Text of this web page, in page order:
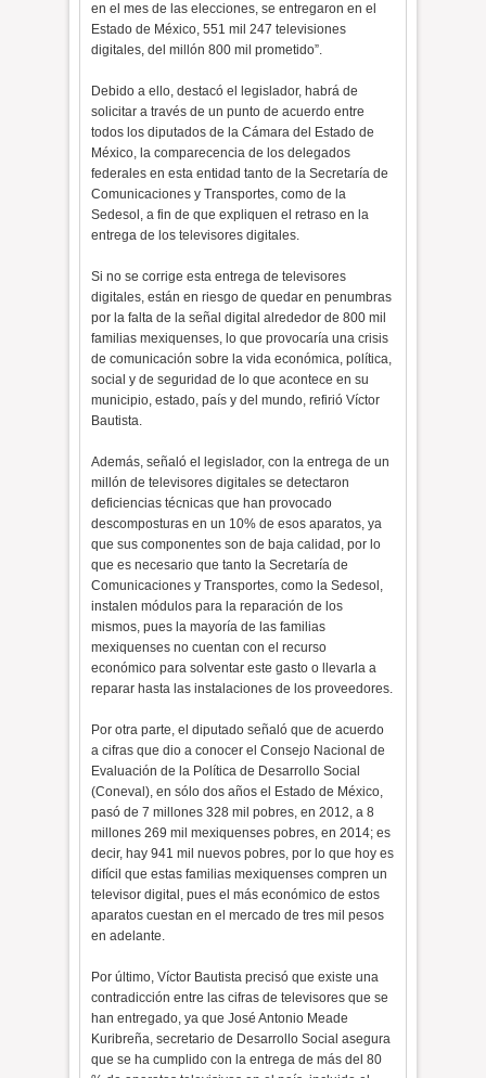
en el mes de las elecciones, se entregaron en el
Estado de México, 551 mil 247 televisiones
digitales, del millón 800 mil prometido”.
Debido a ello, destacó el legislador, habrá de
solicitar a través de un punto de acuerdo entre
todos los diputados de la Cámara del Estado de
México, la comparecencia de los delegados
federales en esta entidad tanto de la Secretaría de
Comunicaciones y Transportes, como de la
Sedesol, a fin de que expliquen el retraso en la
entrega de los televisores digitales.
Si no se corrige esta entrega de televisores
digitales, están en riesgo de quedar en penumbras
por la falta de la señal digital alrededor de 800 mil
familias mexiquenses, lo que provocaría una crisis
de comunicación sobre la vida económica, política,
social y de seguridad de lo que acontece en su
municipio, estado, país y del mundo, refirió Víctor
Bautista.
Además, señaló el legislador, con la entrega de un
millón de televisores digitales se detectaron
deficiencias técnicas que han provocado
descomposturas en un 10% de esos aparatos, ya
que sus componentes son de baja calidad, por lo
que es necesario que tanto la Secretaría de
Comunicaciones y Transportes, como la Sedesol,
instalen módulos para la reparación de los
mismos, pues la mayoría de las familias
mexiquenses no cuentan con el recurso
económico para solventar este gasto o llevarla a
reparar hasta las instalaciones de los proveedores.
Por otra parte, el diputado señaló que de acuerdo
a cifras que dio a conocer el Consejo Nacional de
Evaluación de la Política de Desarrollo Social
(Coneval), en sólo dos años el Estado de México,
pasó de 7 millones 328 mil pobres, en 2012, a 8
millones 269 mil mexiquenses pobres, en 2014; es
decir, hay 941 mil nuevos pobres, por lo que hoy es
difícil que estas familias mexiquenses compren un
televisor digital, pues el más económico de estos
aparatos cuestan en el mercado de tres mil pesos
en adelante.
Por último, Víctor Bautista precisó que existe una
contradicción entre las cifras de televisores que se
han entregado, ya que José Antonio Meade
Kuribreña, secretario de Desarrollo Social asegura
que se ha cumplido con la entrega de más del 80